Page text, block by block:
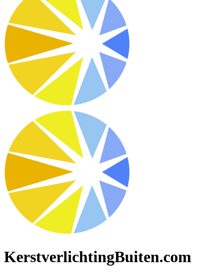
KerstverlichtingBuiten.com